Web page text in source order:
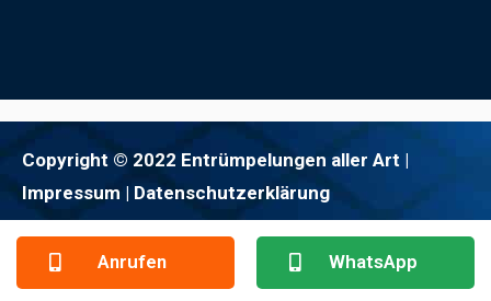
Copyright © 2022 Entrümpelungen aller Art |
Impressum | Datenschutzerklärung
Anrufen WhatsApp